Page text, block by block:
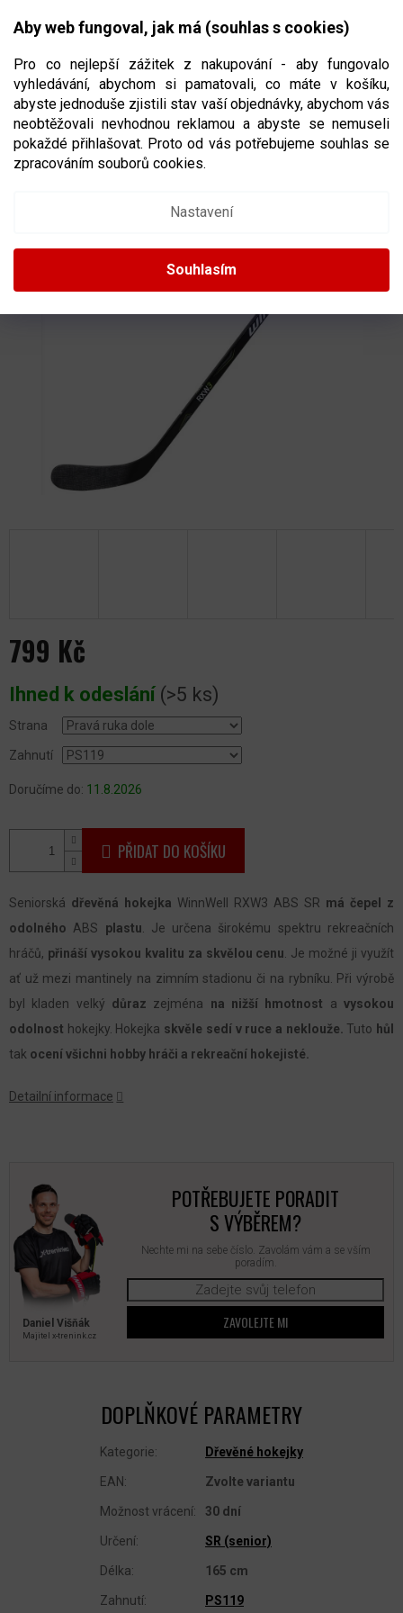
Aby web fungoval, jak má (souhlas s cookies)
Pro co nejlepší zážitek z nakupování - aby fungovalo
vyhledávání, abychom si pamatovali, co máte v košíku,
abyste jednoduše zjistili stav vaší objednávky, abychom vás
neobtěžovali nevhodnou reklamou a abyste se nemuseli
pokaždé přihlašovat. Proto od vás potřebujeme souhlas se
zpracováním souborů cookies.
Nastavení
Souhlasím
CZK
NÁKUPNÍ
HOKEJKA WINNWELL RXW3 ABS SR
VELIKOST SENIOR
799 Kč
cena:
Ihned k odeslání (>5 ks)
Strana
Zahnutí
Doručíme do: 11.8.2026
PŘIDAT DO KOŠÍKU
Seniorská dřevěná hokejka WinnWell RXW3 ABS SR má čepel z
odolného ABS plastu . Je určena širokému spektru rekreačních
hráčů, přináší vysokou kvalitu za skvělou cenu . Je možné ji využít
ať už mezi mantinely na zimním stadionu či na rybníku. Při výrobě
byl kladen velký důraz zejména na nižší hmotnost avysokou
odolnost hokejky. Hokejka skvěle sedí v ruce a neklouže. Tuto hůl
tak ocení všichni hobby hráči a rekreační hokejisté.
Detailní informace
Daniel Višňák
Majitel x‑trenink.cz
POTŘEBUJETE PORADIT
S VÝBĚREM?
Nechte mi na sebe číslo. Zavolám vám a se vším
poradím.
ZAVOLEJTE MI
DOPLŇKOVÉ PARAMETRY
Kategorie: Dřevěné hokejky
EAN: Zvolte variantu
Možnost vrácení: 30 dní
Určení: SR (senior)
Délka: 165 cm
Zahnutí: PS119